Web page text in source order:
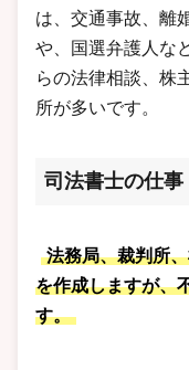
は、交通事故、離
や、国選弁護人な
らの法律相談、株
所が多いです。
司法書士の仕事
法務局、裁判所
を作成しますが、
す。